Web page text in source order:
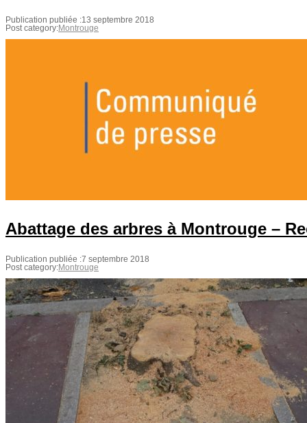
Publication publiée :13 septembre 2018
Post category:Montrouge
Abattage des arbres à Montrouge –
Publication publiée :7 septembre 2018
Post category:Montrouge